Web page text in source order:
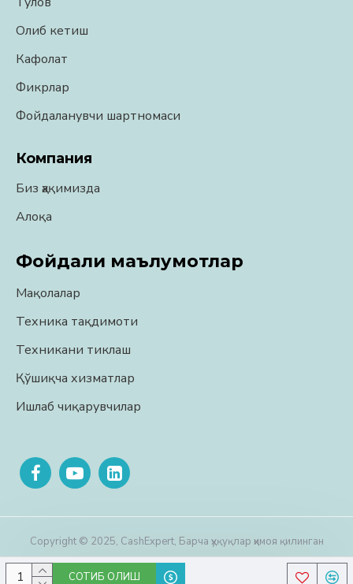
СОТИБ ОЛИШ
Олиб кетиш
Кафолат
Фикрлар
Фойдаланувчи шартномаси
Компания
Биз ҳақимизда
Алоқа
Фойдали маълумотлар
Мақолалар
Техника тақдимоти
Техникани тиклаш
Қўшиқча хизматлар
Ишлаб чиқарувчилар
Copyright © 2025, CashExpert, Барча ҳуқуқлар ҳимоя қилинган